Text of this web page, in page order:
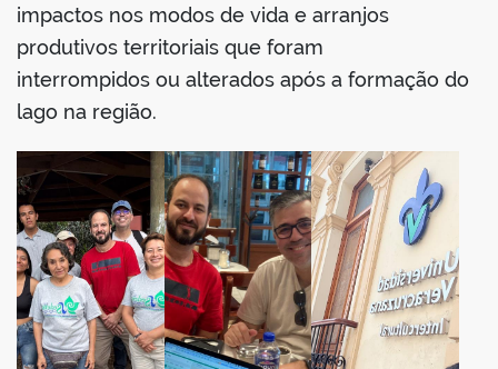
impactos nos modos de vida e arranjos
produtivos territoriais que foram
interrompidos ou alterados após a formação do
lago na região.